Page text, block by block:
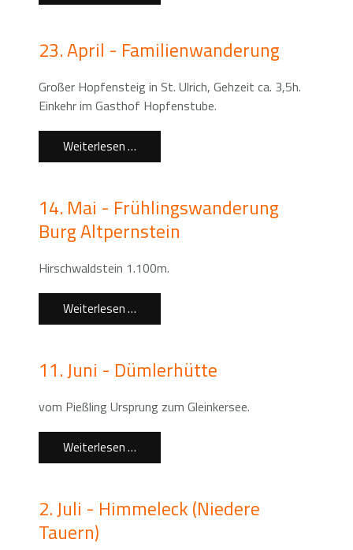
23. April - Familienwanderung
Großer Hopfensteig in St. Ulrich, Gehzeit ca. 3,5h.
Einkehr im Gasthof Hopfenstube.
Weiterlesen …
14. Mai - Frühlingswanderung
Burg Altpernstein
Hirschwaldstein 1.100m.
Weiterlesen …
11. Juni - Dümlerhütte
vom Pießling Ursprung zum Gleinkersee.
Weiterlesen …
2. Juli - Himmeleck (Niedere
Tauern)